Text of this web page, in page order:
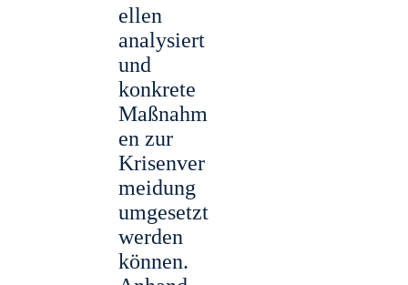
ellen
analysiert
und
konkrete
Maßnahm
en zur
Krisenver
meidung
umgesetzt
werden
können.